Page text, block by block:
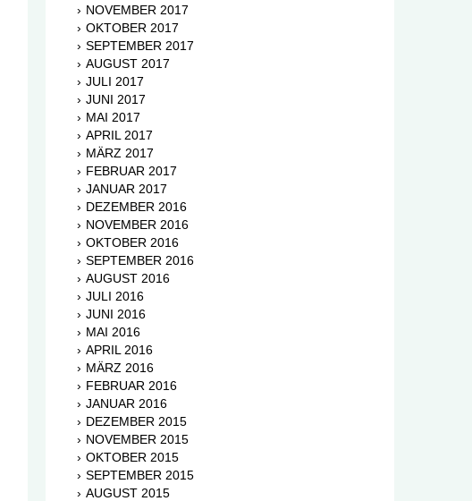
NOVEMBER 2017
OKTOBER 2017
SEPTEMBER 2017
AUGUST 2017
JULI 2017
JUNI 2017
MAI 2017
APRIL 2017
MÄRZ 2017
FEBRUAR 2017
JANUAR 2017
DEZEMBER 2016
NOVEMBER 2016
OKTOBER 2016
SEPTEMBER 2016
AUGUST 2016
JULI 2016
JUNI 2016
MAI 2016
APRIL 2016
MÄRZ 2016
FEBRUAR 2016
JANUAR 2016
DEZEMBER 2015
NOVEMBER 2015
OKTOBER 2015
SEPTEMBER 2015
AUGUST 2015